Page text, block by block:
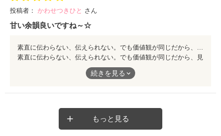
投稿者： かわせつきひと さん
甘い余韻良いですね～☆
素直に伝わらない、伝えられない。でも価値観が同じだから、見
そんな二人だから微笑ましく見ていられるのかもね。
続きを見る
もっと見る